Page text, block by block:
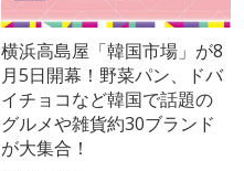
横浜高島屋「韓国市場」が8
月5日開幕！野菜パン、ドバ
イチョコなど韓国で話題の
グルメや雑貨約30ブランド
が大集合！